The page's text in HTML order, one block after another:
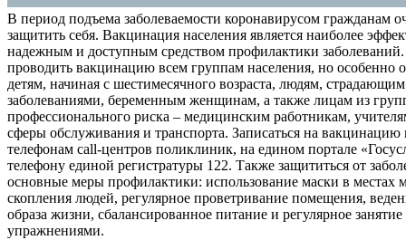
В период подъема заболеваемости коронавирусом гражданам
защитить себя. Вакцинация населения является наиболее
надежным и доступным средством профилактики заболеваний.
проводить вакцинацию всем группам населения, но особенно
детям, начиная с шестимесячного возраста, людям,
заболеваниями, беременным женщинам, а также лицам из
профессионального риска – медицинским работникам,
сферы обслуживания и транспорта. Записаться на
телефонам call-центров поликлиник, на едином портале
телефону единой регистратуры 122. Также защититься от
основные меры профилактики: использование маски в местах
скопления людей, регулярное проветривание помещения,
образа жизни, сбалансированное питание и регулярное
упражнениями.